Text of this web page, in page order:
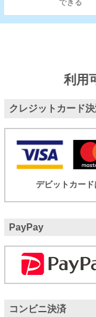
できる
利用
クレジットカード
デビットカード
PayPay
コンビニ決済